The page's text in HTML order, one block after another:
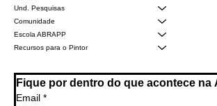
Und. Pesquisas
Comunidade
Escola ABRAPP
Recursos para o Pintor
Fique por dentro do que acontece na
Email *